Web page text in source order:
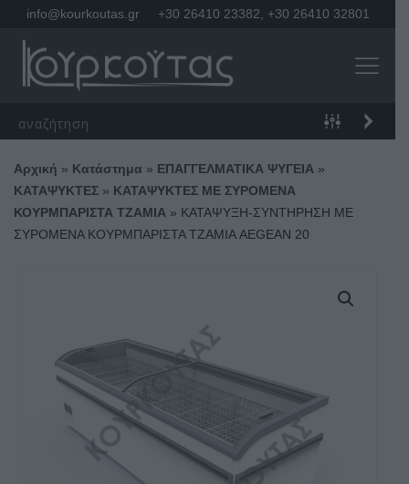
info@kourkoutas.gr +30 26410 23382 +30 26410 32801
Αρχική » Κατάστημα » ΕΠΑΓΓΕΛΜΑΤΙΚΑ ΨΥΓΕΙΑ »
ΚΑΤΑΨΥΚΤΕΣ » ΚΑΤΑΨΥΚΤΕΣ ΜΕ ΣΥΡΟΜΕΝΑ
ΚΟΥΡΜΠΑΡΙΣΤΑ ΤΖΑΜΙΑ » ΚΑΤΑΨΥΞΗ-ΣΥΝΤΗΡΗΣΗ ΜΕ
ΣΥΡΟΜΕΝΑ ΚΟΥΡΜΠΑΡΙΣΤΑ ΤΖΑΜΙΑ AEGEAN 20